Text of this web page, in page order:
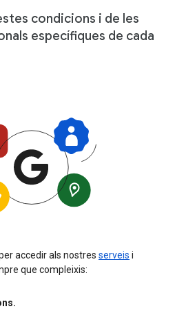
condicions i de les
específiques de cada
accedir als nostres serveis i
que compleixis: